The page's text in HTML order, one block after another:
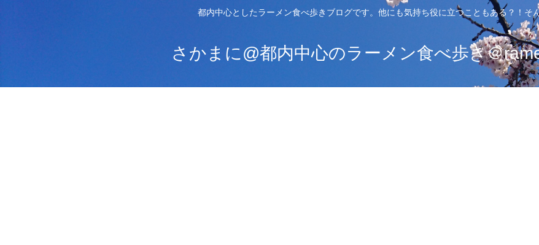
都内中心としたラーメン食べ歩きブログです。他にも気持ち役に立つこともある？！そ
さかまに@都内中心のラーメン食べ歩き＠